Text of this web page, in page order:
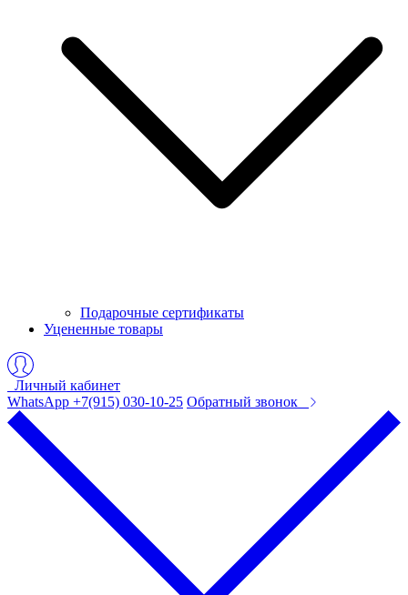
Подарочные сертификаты
Уцененные товары
Личный кабинет
WhatsApp +7(915) 030-10-25 Обратный звонок